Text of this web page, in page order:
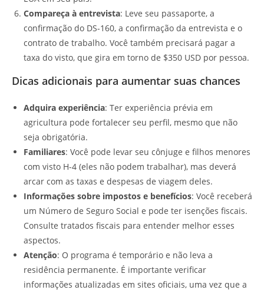
Compareça à entrevista: Leve seu passaporte, a
confirmação do DS-160, a confirmação da entrevista e o
contrato de trabalho. Você também precisará pagar a
taxa do visto, que gira em torno de $350 USD por pessoa.
Dicas adicionais para aumentar suas chances
Adquira experiência: Ter experiência prévia em
agricultura pode fortalecer seu perfil, mesmo que não
seja obrigatória.
Familiares: Você pode levar seu cônjuge e filhos menores
com visto H-4 (eles não podem trabalhar), mas deverá
arcar com as taxas e despesas de viagem deles.
Informações sobre impostos e benefícios: Você receberá
um Número de Seguro Social e pode ter isenções fiscais.
Consulte tratados fiscais para entender melhor esses
aspectos.
Atenção: O programa é temporário e não leva a
residência permanente. É importante verificar
informações atualizadas em sites oficiais, uma vez que a